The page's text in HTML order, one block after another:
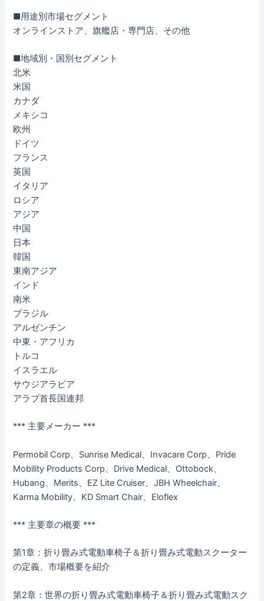
■用途別市場セグメント
オンラインストア、旗艦店・専門店、その他
■地域別・国別セグメント
北米
米国
カナダ
メキシコ
欧州
ドイツ
フランス
英国
イタリア
ロシア
アジア
中国
日本
韓国
東南アジア
インド
南米
ブラジル
アルゼンチン
中東・アフリカ
トルコ
イスラエル
サウジアラビア
アラブ首長国連邦
*** 主要メーカー ***
Permobil Corp、Sunrise Medical、Invacare Corp、Pride
Mobility Products Corp、Drive Medical、Ottobock、
Hubang、Merits、EZ Lite Cruiser、JBH Wheelchair、
Karma Mobility、KD Smart Chair、Eloflex
*** 主要章の概要 ***
第1章：折り畳み式電動車椅子＆折り畳み式電動スクーター
の定義、市場概要を紹介
第2章：世界の折り畳み式電動車椅子＆折り畳み式電動スク